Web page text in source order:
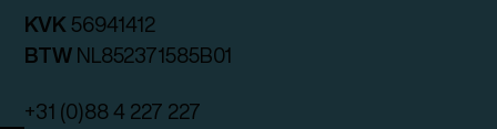
KVK 56941412
BTW NL852371585B01
+31 (0)88 4 227 227